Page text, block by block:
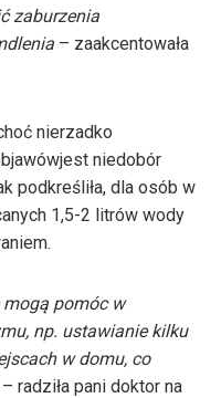
zaburzenia
– zaakcentowała
nierzadko
niedobór
podkreśliła, dla osób w
1,5-2 litrów wody
mogą pomóc w
np. ustawianie kilku
w domu, co
– radziła pani doktor na